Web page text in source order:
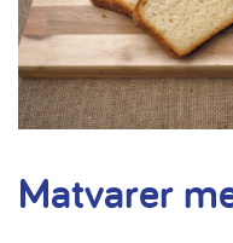
Matvarer